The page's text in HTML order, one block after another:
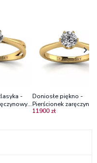
-
z
złota z
Doniosłe piękno -
Pierścionek
żółtego złota z
11900 zł